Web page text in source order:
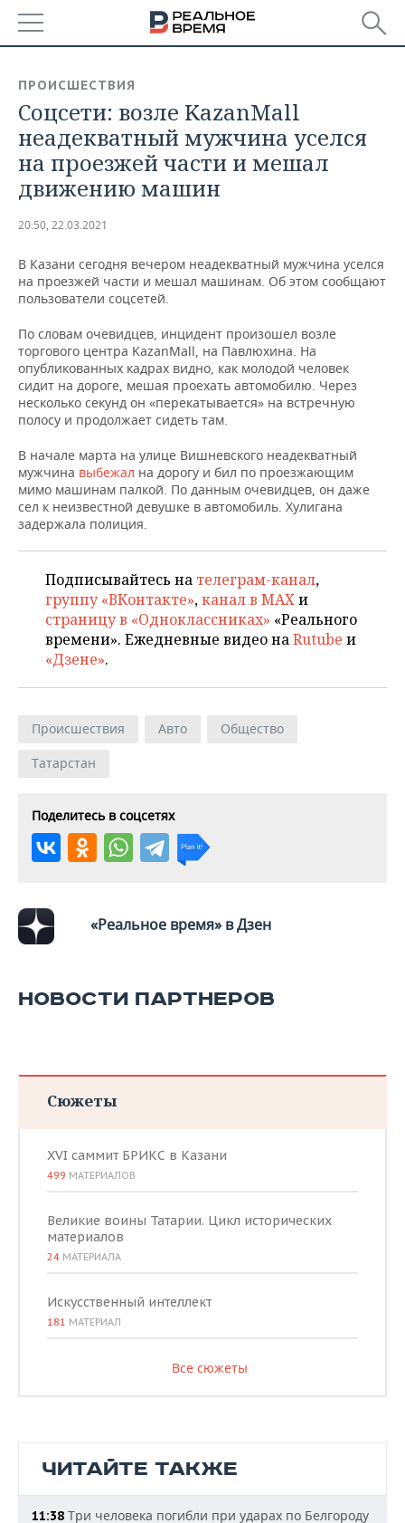
БАШКОРТОСТАН
ТАТАРСТАН
УДМУРТИЯ
НОВОСТИ
АНАЛИТИКА
НОВОСТИ АНАЛИТИКИ
ДЕКЛАРАЦИИ О ДОХОДАХ
КОРОЛИ ГОСЗАКАЗА ПФО
КОМУ ПРИНАДЛЕЖАТ
ТОРГОВЫЕ ЦЕНТРЫ
ТАТАРСТАНА
ЭКОНОМИКА
НОВОСТИ ЭКОНОМИКИ
ФИНАНСЫ
БЮДЖЕТ
ИНВЕСТИЦИИ
ПРОМЫШЛЕННОСТЬ
НОВОСТИ
ПРОМЫШЛЕННОСТИ
АГРОПРОМ
МАШИНОСТРОЕНИЕ
НЕФТЕХИМИЯ
НЕФТЬ
ОПК
ЭНЕРГЕТИКА
НЕДВИЖИМОСТЬ
НОВОСТИ АВТО
БИЗНЕС
НОВОСТИ БИЗНЕСА
ТРАНСПОРТ
УСЛУГИ
ТЕХНОЛОГИИ
IT
МЕДИА
НОВОСТИ МЕРОПРИЯТИЙ
ВЫЕЗДНАЯ РЕДАКЦИЯ
ONLINE-КОНФЕРЕНЦИИ
ОТКРЫТАЯ ЛЕКЦИЯ
СПОРТ
НОВОСТИ СПОРТА
ХОККЕЙ
БАСКЕТБОЛ
ВОЛЕЙБОЛ
КИБЕРСПОРТ
ФИГУРНОЕ КАТАНИЕ
ВОДНЫЕ ВИДЫ СПОРТА
ХОККЕЙ С МЯЧОМ
ОБЩЕСТВО
ВЛАСТЬ
ИНФРАСТРУКТУРА
ИСТОРИЯ
КУЛЬТУРА
МЕДИЦИНА
ОБРАЗОВАНИЕ
ПРОИСШЕСТВИЯ
СЮЖЕТЫ
СПРАВОЧНИК
СПИСОК ПЕРСОН
СПИСОК КОМПАНИЙ
ПОЛНАЯ ВЕРСИЯ
ПРОИСШЕСТВИЯ
Соцсети: возле KazanMall
неадекватный мужчина уселся
на проезжей части и мешал
движению машин
20:50, 22.03.2021
В Казани сегодня вечером неадекватный мужчина уселся
на проезжей части и мешал машинам. Об этом сообщают
пользователи соцсетей.
По словам очевидцев, инцидент произошел возле
торгового центра KazanMall, на Павлюхина. На
опубликованных кадрах видно, как молодой человек
сидит на дороге, мешая проехать автомобилю. Через
несколько секунд он «перекатывается» на встречную
полосу и продолжает сидеть там.
В начале марта на улице Вишневского неадекватный
мужчина выбежал на дорогу и бил по проезжающим
мимо машинам палкой. По данным очевидцев, он даже
сел к неизвестной девушке в автомобиль. Хулигана
задержала полиция.
Подписывайтесь на телеграм-канал,
группу «ВКонтакте»,канал в MAXи
страницу в «Одноклассниках» «Реального
времени». Ежедневные видео наRutube и
«Дзене».
Происшествия Авто
Общество
Татарстан
Поделитесь в соцсетях
«Реальное время» в Дзен
НОВОСТИ ПАРТНЕРОВ
Сюжеты
XVI саммит БРИКС в Казани
499 МАТЕРИАЛОВ
Великие воины Татарии. Цикл исторических
материалов
24 МАТЕРИАЛА
Искусственный интеллект
181 МАТЕРИАЛ
Все сюжеты
ЧИТАЙТЕ ТАКЖЕ
11:38 Три человека погибли при ударах по Белгороду